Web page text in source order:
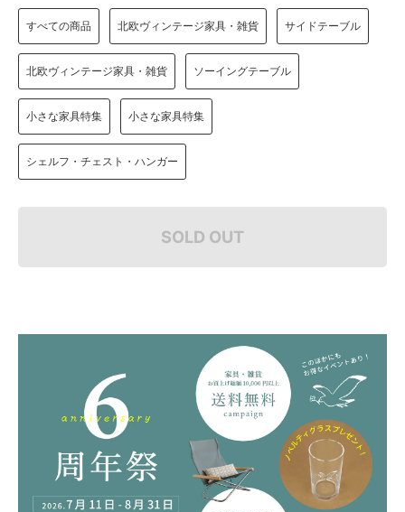
すべての商品 北欧ヴィンテージ家具・雑貨 サイドテーブル
北欧ヴィンテージ家具・雑貨 ソーイングテーブル
小さな家具特集 小さな家具特集
シェルフ・チェスト・ハンガー
SOLD OUT